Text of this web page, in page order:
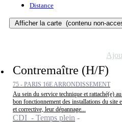
Distance
Afficher la carte (contenu non-
Contremaître (H/F)
75 - PARIS 16E ARRONDISSEMENT
Au sein du service technique et rattaché(e)
bon fonctionnement des installations du site
et corrective, leur dépannage...
CDI - Temps plein